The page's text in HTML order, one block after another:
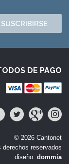
SUSCRIBIRSE
DE PAGO
© 2026 Cantonet
derechos reservados
diseño: dommia